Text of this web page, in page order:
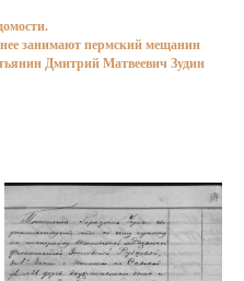
занимают пермский мещанин
Дмитрий Матвеевич Зудин